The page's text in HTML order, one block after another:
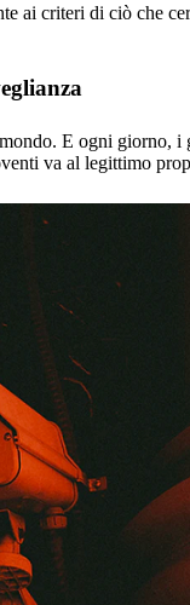
ai criteri di ciò che
E ogni giorno,
va al legittimo